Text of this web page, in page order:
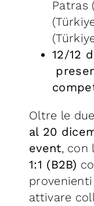
Patras
12/12
Oltre le
al 20
event, con
1:1 (B2B)
attivare